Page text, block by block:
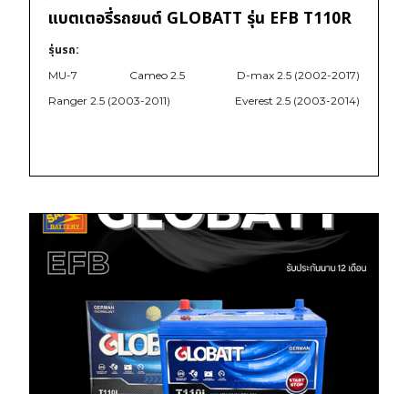
แบตเตอรี่รถยนต์ GLOBATT รุ่น EFB T110R
รุ่นรถ:
MU-7 Cameo 2.5
D-max 2.5 (2002-2017)
Ranger 2.5 (2003-2011)
Everest 2.5 (2003-2014)